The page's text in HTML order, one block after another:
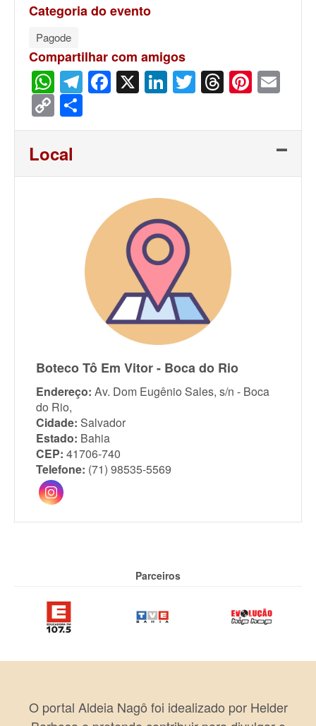
Categoria do evento
Pagode
Compartilhar com amigos
WhatsApp
Telegram
Facebook
X LinkedIn
Twitter
Threads
Copy
Link
Local
Boteco Tô Em Vitor - Boca do Rio
Endereço: Av. Dom Eugênio Sales, s/n - Boca
do Rio,
Cidade: Salvador
Estado: Bahia
CEP: 41706-740
Telefone: (71) 98535-5569
Parceiros
O portal Aldeia Nagô foi idealizado por Helder